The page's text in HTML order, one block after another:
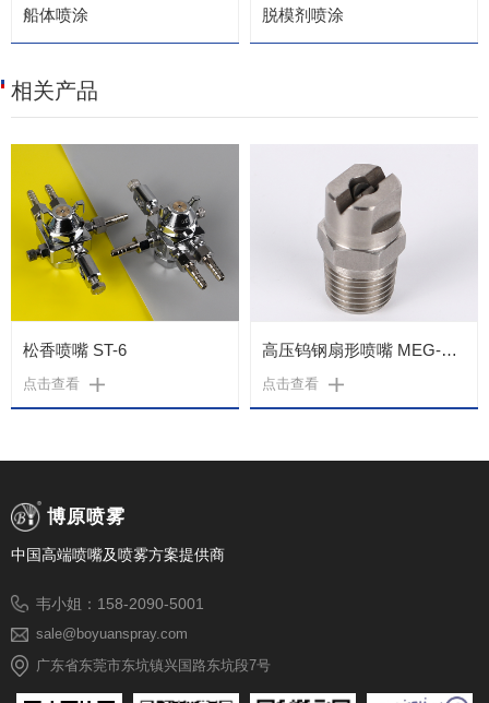
船体喷涂 脱模剂喷涂
相关产品
松香喷嘴 ST-6
点击查看
高压钨钢扇形喷嘴 MEG-WGX
点击查看
博原喷雾
中国高端喷嘴及喷雾方案提供商
韦小姐：158-2090-5001
sale@boyuanspray.com
广东省东莞市东坑镇兴国路东坑段7号